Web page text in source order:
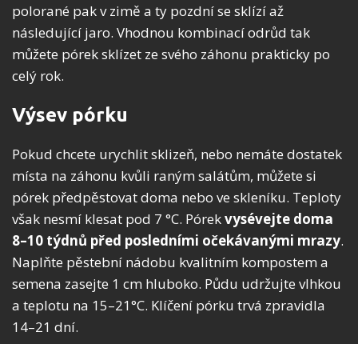
polorané pak v zimě a ty pozdní se sklízí až
následující jaro. Vhodnou kombinací odrůd tak
můžete pórek sklízet ze svého záhonu prakticky po
celý rok.
Výsev pórku
Pokud chcete urychlit sklizeň, nebo nemáte dostatek
místa na záhonu kvůli raným salátům, můžete si
pórek předpěstovat doma nebo ve skleníku. Teploty
však nesmí klesat pod 7 °C. Pórekvysévejte doma
8–10 týdnů před posledními očekávanými mrazy.
Naplňte pěstební nádobu kvalitním kompostem a
semena zasejte 1 cm hluboko. Půdu udržujte vlhkou
a teplotu na 15–21°C. Klíčení pórku trvá zpravidla
14–21 dní.